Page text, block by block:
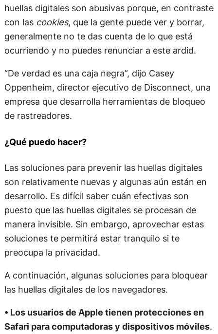
huellas digitales son abusivas porque, en contraste
con las cookies, que la gente puede ver y borrar,
generalmente no te das cuenta de lo que está
ocurriendo y no puedes renunciar a este ardid.
“De verdad es una caja negra”, dijo Casey
Oppenheim, director ejecutivo de Disconnect, una
empresa que desarrolla herramientas de bloqueo
de rastreadores.
¿Qué puedo hacer?
Las soluciones para prevenir las huellas digitales
son relativamente nuevas y algunas aún están en
desarrollo. Es difícil saber cuán efectivas son
puesto que las huellas digitales se procesan de
manera invisible. Sin embargo, aprovechar estas
soluciones te permitirá estar tranquilo si te
preocupa la privacidad.
A continuación, algunas soluciones para bloquear
las huellas digitales de los navegadores.
• Los usuarios de Apple tienen protecciones en
Safari para computadoras y dispositivos móviles.